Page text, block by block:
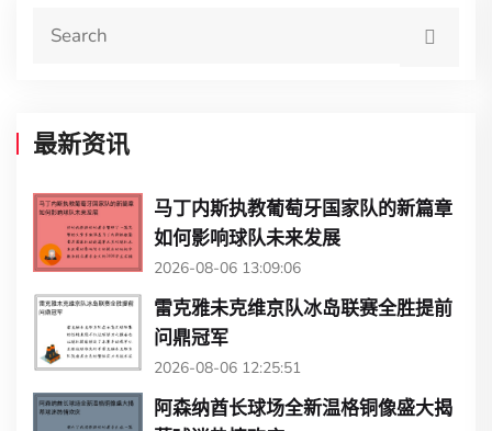
最新资讯
马丁内斯执教葡萄牙国家队的新篇章
如何影响球队未来发展
2026-08-06 13:09:06
雷克雅未克维京队冰岛联赛全胜提前
问鼎冠军
2026-08-06 12:25:51
阿森纳酋长球场全新温格铜像盛大揭